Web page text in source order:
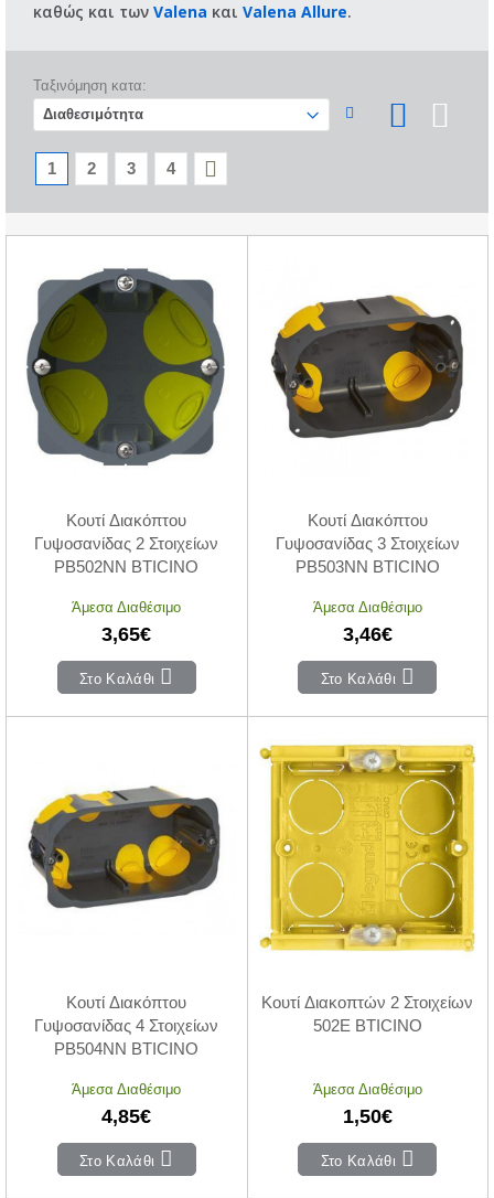
καθώς και των Valena και Valena Allure.
Ταξινόμηση κατα:
1 2 3 4
Κουτί Διακόπτου
Γυψοσανίδας 2 Στοιχείων
PB502NN BTICINO
Άμεσα Διαθέσιμο
3,65€
Στο Καλάθι
Κουτί Διακόπτου
Γυψοσανίδας 3 Στοιχείων
PB503NN BTICINO
Άμεσα Διαθέσιμο
3,46€
Στο Καλάθι
Κουτί Διακόπτου
Γυψοσανίδας 4 Στοιχείων
PB504NN BTICINO
Άμεσα Διαθέσιμο
4,85€
Στο Καλάθι
Κουτί Διακοπτών 2 Στοιχείων
502E BTICINO
Άμεσα Διαθέσιμο
1,50€
Στο Καλάθι